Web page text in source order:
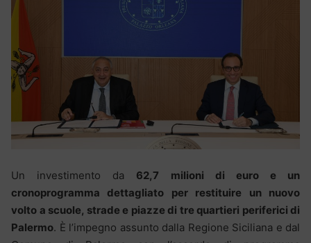
Un investimento da 62,7 milioni di euro e un
cronoprogramma dettagliato per restituire un nuovo
volto a scuole, strade e piazze di tre quartieri periferici di
Palermo. È l’impegno assunto dalla Regione Siciliana e dal